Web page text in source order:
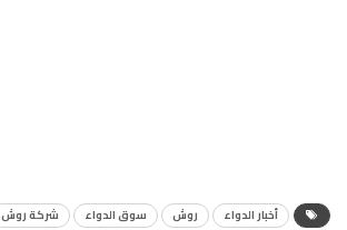
أخبار الدواء روش سوق الدواء
شركة روش